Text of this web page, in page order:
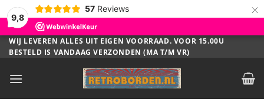
9,8
57 Reviews ×
Ga
naar
WIJ LEVEREN ALLES UIT EIGEN VOORRAAD. VOOR 15.00U
BESTELD IS VANDAAG VERZONDEN (MA T/M VR)